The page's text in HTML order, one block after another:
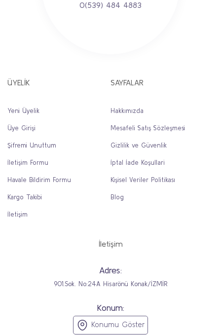
0(539) 484 4883
ÜYELİK
Yeni Üyelik
Üye Girişi
Şifremi Unuttum
İletişim Formu
Havale Bildirim Formu
Kargo Takibi
İletişim
SAYFALAR
Hakkımızda
Mesafeli Satış Sözleşmesi
Gizlilik ve Güvenlik
İptal İade Koşullari
Kişisel Veriler Politikası
Blog
İletişim
Adres:
901.Sok. No:24A Hisarönü Konak/İZMİR
Konum:
Konumu Göster